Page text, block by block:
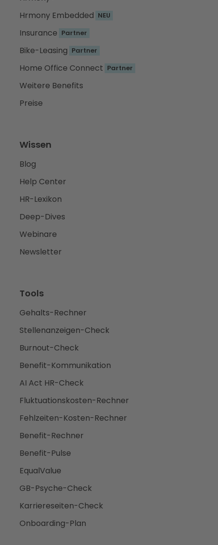
Hrmony Embedded NEU
Insurance Partner
Bike-Leasing Partner
Home Office Connect Partner
Weitere Benefits
Preise
Wissen
Blog
Help Center
HR-Lexikon
Deep-Dives
Webinare
Newsletter
Tools
Gehalts-Rechner
Stellenanzeigen-Check
Burnout-Check
Benefit-Kommunikation
AI Act HR-Check
Fluktuationskosten-Rechner
Fehlzeiten-Kosten-Rechner
Benefit-Rechner
Benefit-Pulse
EqualValue
GB-Psyche-Check
Karriereseiten-Check
Onboarding-Plan